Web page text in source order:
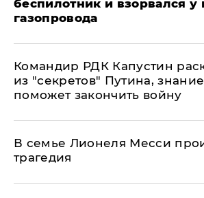
беспилотник и взорвался у
газопровода
Командир РДК Капустин
из "секретов" Путина,
поможет закончить войну
В семье Лионеля Месси
трагедия